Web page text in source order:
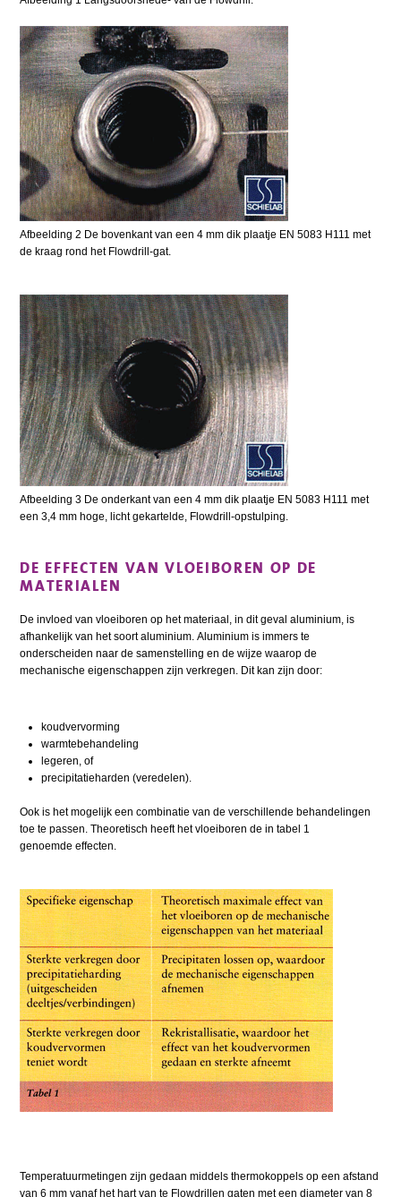
Afbeelding 2 De bovenkant van een 4 mm dik plaatje EN 5083 H111 met
de kraag rond het Flowdrill-gat.
Afbeelding 3 De onderkant van een 4 mm dik plaatje EN 5083 H111 met
een 3,4 mm hoge, licht gekartelde, Flowdrill-opstulping.
DE EFFECTEN VAN VLOEIBOREN OP DE
MATERIALEN
De invloed van vloeiboren op het materiaal, in dit geval aluminium, is
afhankelijk van het soort aluminium. Aluminium is immers te
onderscheiden naar de samenstelling en de wijze waarop de
mechanische eigenschappen zijn verkregen. Dit kan zijn door:
koudvervorming
warmtebehandeling
legeren, of
precipitatieharden (veredelen).
Ook is het mogelijk een combinatie van de verschillende behandelingen
toe te passen. Theoretisch heeft het vloeiboren de in tabel 1
genoemde effecten.
Temperatuurmetingen zijn gedaan middels thermokoppels op een afstand
van 6 mm vanaf het hart van te Flowdrillen gaten met een diameter van 8